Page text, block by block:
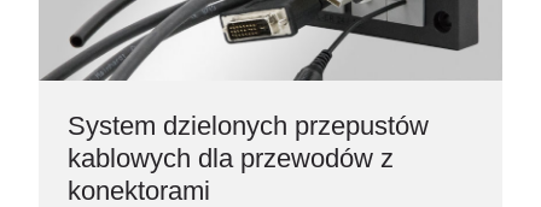
System dzielonych przepustów
kablowych dla przewodów z
konektorami